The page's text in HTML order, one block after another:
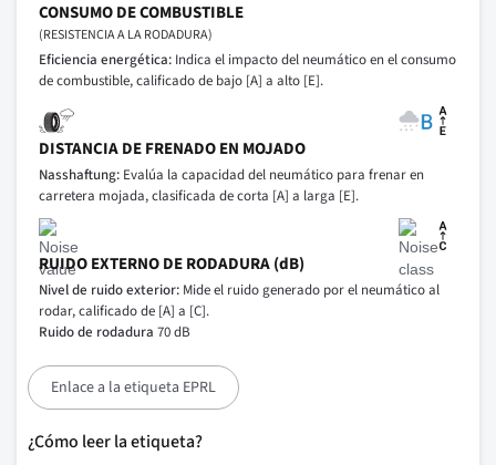
CONSUMO DE COMBUSTIBLE
(RESISTENCIA A LA RODADURA)
Eficiencia energética: Indica el impacto del neumático en el consumo
de combustible, calificado de bajo [A] a alto [E].
DISTANCIA DE FRENADO EN MOJADO
Nasshaftung: Evalúa la capacidad del neumático para frenar en
carretera mojada, clasificada de corta [A] a larga [E].
RUIDO EXTERNO DE RODADURA (dB)
Nivel de ruido exterior: Mide el ruido generado por el neumático al
rodar, calificado de [A] a [C].
Ruido de rodadura 70 dB
Enlace a la etiqueta EPRL
¿Cómo leer la etiqueta?